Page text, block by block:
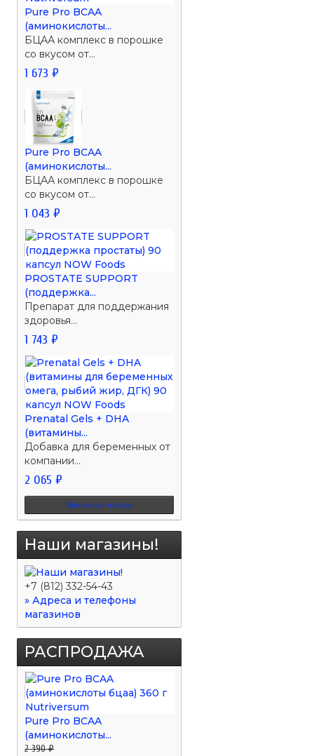
Pure Pro BCAA
(аминокислоты...
БЦАА комплекс в порошке
со вкусом от...
1 673 ₽
Pure Pro BCAA
(аминокислоты...
БЦАА комплекс в порошке
со вкусом от...
1 043 ₽
PROSTATE SUPPORT
(поддержка...
Препарат для поддержания
здоровья...
1 743 ₽
Prenatal Gels + DHA
(витамины...
Добавка для беременных от
компании...
2 065 ₽
Все новые товары
Наши магазины!
+7 (812) 332-54-43
» Адреса и телефоны
магазинов
РАСПРОДАЖА
Pure Pro BCAA
(аминокислоты...
2 390 ₽